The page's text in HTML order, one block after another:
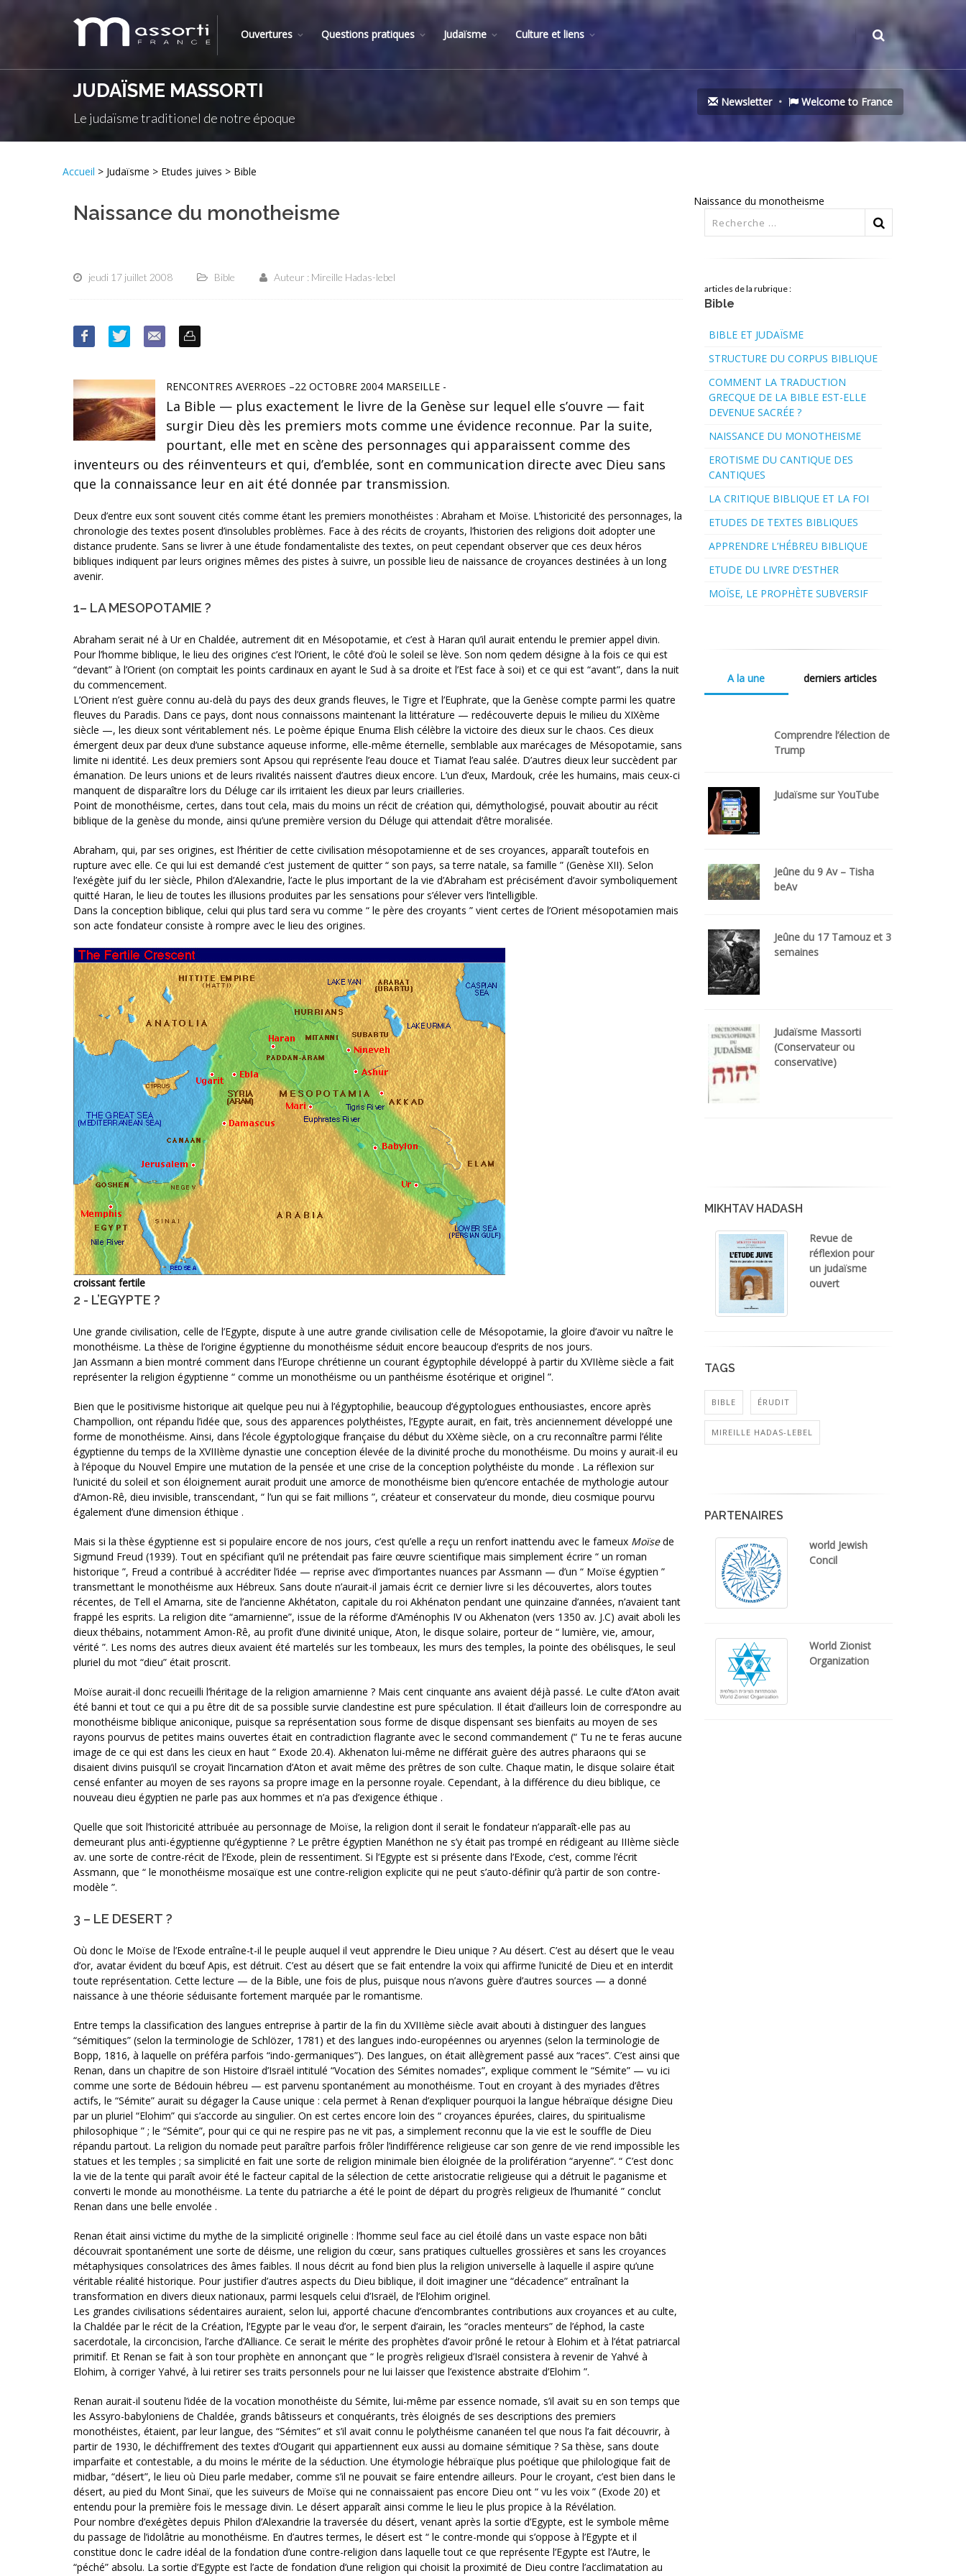
Ouvertures Questions pratiques Judaïsme Culture et liens
JUDAÏSME MASSORTI
Le judaïsme traditionel de notre époque
Newsletter Welcome to France
Accueil > Judaïsme > Etudes juives > Bible
Naissance du monotheisme
Naissance du monotheisme
jeudi 17 juillet 2008 Bible Auteur : Mireille Hadas-lebel
RENCONTRES AVERROES –22 OCTOBRE 2004 MARSEILLE -
La Bible — plus exactement le livre de la Genèse sur lequel elle s’ouvre — fait
surgir Dieu dès les premiers mots comme une évidence reconnue. Par la suite,
pourtant, elle met en scène des personnages qui apparaissent comme des
inventeurs ou des réinventeurs et qui, d’emblée, sont en communication directe avec Dieu sans
que la connaissance leur en ait été donnée par transmission.
Deux d’entre eux sont souvent cités comme étant les premiers monothéistes : Abraham et Moïse. L’historicité des personnages, la
chronologie des textes posent d’insolubles problèmes. Face à des récits de croyants, l’historien des religions doit adopter une
distance prudente. Sans se livrer à une étude fondamentaliste des textes, on peut cependant observer que ces deux héros
bibliques indiquent par leurs origines mêmes des pistes à suivre, un possible lieu de naissance de croyances destinées à un long
avenir.
1– LA MESOPOTAMIE ?
Abraham serait né à Ur en Chaldée, autrement dit en Mésopotamie, et c’est à Haran qu’il aurait entendu le premier appel divin.
Pour l’homme biblique, le lieu des origines c’est l’Orient, le côté d’où le soleil se lève. Son nom qedem désigne à la fois ce qui est
“devant” à l’Orient (on comptait les points cardinaux en ayant le Sud à sa droite et l’Est face à soi) et ce qui est “avant”, dans la nuit
du commencement.
L’Orient n’est guère connu au-delà du pays des deux grands fleuves, le Tigre et l’Euphrate, que la Genèse compte parmi les quatre
fleuves du Paradis. Dans ce pays, dont nous connaissons maintenant la littérature — redécouverte depuis le milieu du XIXème
siècle —, les dieux sont véritablement nés. Le poème épique Enuma Elish célèbre la victoire des dieux sur le chaos. Ces dieux
émergent deux par deux d’une substance aqueuse informe, elle-même éternelle, semblable aux marécages de Mésopotamie, sans
limite ni identité. Les deux premiers sont Apsou qui représente l’eau douce et Tiamat l’eau salée. D’autres dieux leur succèdent par
émanation. De leurs unions et de leurs rivalités naissent d’autres dieux encore. L’un d’eux, Mardouk, crée les humains, mais ceux-ci
manquent de disparaître lors du Déluge car ils irritaient les dieux par leurs criailleries.
Point de monothéisme, certes, dans tout cela, mais du moins un récit de création qui, démythologisé, pouvait aboutir au récit
biblique de la genèse du monde, ainsi qu’une première version du Déluge qui attendait d’être moralisée.
Abraham, qui, par ses origines, est l’héritier de cette civilisation mésopotamienne et de ses croyances, apparaît toutefois en
rupture avec elle. Ce qui lui est demandé c’est justement de quitter “ son pays, sa terre natale, sa famille ” (Genèse XII). Selon
l’exégète juif du Ier siècle, Philon d’Alexandrie, l’acte le plus important de la vie d’Abraham est précisément d’avoir symboliquement
quitté Haran, le lieu de toutes les illusions produites par les sensations pour s’élever vers l’intelligible.
Dans la conception biblique, celui qui plus tard sera vu comme “ le père des croyants ” vient certes de l’Orient mésopotamien mais
son acte fondateur consiste à rompre avec le lieu des origines.
croissant fertile
2 - L’EGYPTE ?
Une grande civilisation, celle de l’Egypte, dispute à une autre grande civilisation celle de Mésopotamie, la gloire d’avoir vu naître le
monothéisme. La thèse de l’origine égyptienne du monothéisme séduit encore beaucoup d’esprits de nos jours.
Jan Assmann a bien montré comment dans l’Europe chrétienne un courant égyptophile développé à partir du XVIIème siècle a fait
représenter la religion égyptienne “ comme un monothéisme ou un panthéisme ésotérique et originel ”.
Bien que le positivisme historique ait quelque peu nui à l’égyptophilie, beaucoup d’égyptologues enthousiastes, encore après
Champollion, ont répandu l’idée que, sous des apparences polythéistes, l’Egypte aurait, en fait, très anciennement développé une
forme de monothéisme. Ainsi, dans l’école égyptologique française du début du XXème siècle, on a cru reconnaître parmi l’élite
égyptienne du temps de la XVIIIème dynastie une conception élevée de la divinité proche du monothéisme. Du moins y aurait-il eu
à l’époque du Nouvel Empire une mutation de la pensée et une crise de la conception polythéiste du monde . La réflexion sur
l’unicité du soleil et son éloignement aurait produit une amorce de monothéisme bien qu’encore entachée de mythologie autour
d’Amon-Rê, dieu invisible, transcendant, “ l’un qui se fait millions ”, créateur et conservateur du monde, dieu cosmique pourvu
également d’une dimension éthique .
Mais si la thèse égyptienne est si populaire encore de nos jours, c’est qu’elle a reçu un renfort inattendu avec le fameux Moïsede
Sigmund Freud (1939). Tout en spécifiant qu’il ne prétendait pas faire œuvre scientifique mais simplement écrire “ un roman
historique ”, Freud a contribué à accréditer l’idée — reprise avec d’importantes nuances par Assmann — d’un “ Moïse égyptien ”
transmettant le monothéisme aux Hébreux. Sans doute n’aurait-il jamais écrit ce dernier livre si les découvertes, alors toutes
récentes, de Tell el Amarna, site de l’ancienne Akhétaton, capitale du roi Akhénaton pendant une quinzaine d’années, n’avaient tant
frappé les esprits. La religion dite “amarnienne”, issue de la réforme d’Aménophis IV ou Akhenaton (vers 1350 av. J.C) avait aboli les
dieux thébains, notamment Amon-Rê, au profit d’une divinité unique, Aton, le disque solaire, porteur de “ lumière, vie, amour,
vérité ”. Les noms des autres dieux avaient été martelés sur les tombeaux, les murs des temples, la pointe des obélisques, le seul
pluriel du mot “dieu” était proscrit.
Moïse aurait-il donc recueilli l’héritage de la religion amarnienne ? Mais cent cinquante ans avaient déjà passé. Le culte d’Aton avait
été banni et tout ce qui a pu être dit de sa possible survie clandestine est pure spéculation. Il était d’ailleurs loin de correspondre au
monothéisme biblique aniconique, puisque sa représentation sous forme de disque dispensant ses bienfaits au moyen de ses
rayons pourvus de petites mains ouvertes était en contradiction flagrante avec le second commandement (“ Tu ne te feras aucune
image de ce qui est dans les cieux en haut ” Exode 20.4). Akhenaton lui-même ne différait guère des autres pharaons qui se
disaient divins puisqu’il se croyait l’incarnation d’Aton et avait même des prêtres de son culte. Chaque matin, le disque solaire était
censé enfanter au moyen de ses rayons sa propre image en la personne royale. Cependant, à la différence du dieu biblique, ce
nouveau dieu égyptien ne parle pas aux hommes et n’a pas d’exigence éthique .
Quelle que soit l’historicité attribuée au personnage de Moïse, la religion dont il serait le fondateur n’apparaît-elle pas au
demeurant plus anti-égyptienne qu’égyptienne ? Le prêtre égyptien Manéthon ne s’y était pas trompé en rédigeant au IIIème siècle
av. une sorte de contre-récit de l’Exode, plein de ressentiment. Si l’Egypte est si présente dans l’Exode, c’est, comme l’écrit
Assmann, que “ le monothéisme mosaïque est une contre-religion explicite qui ne peut s’auto-définir qu’à partir de son contre-
modèle ”.
3 – LE DESERT ?
Où donc le Moïse de l’Exode entraîne-t-il le peuple auquel il veut apprendre le Dieu unique ? Au désert. C’est au désert que le veau
d’or, avatar évident du bœuf Apis, est détruit. C’est au désert que se fait entendre la voix qui affirme l’unicité de Dieu et en interdit
toute représentation. Cette lecture — de la Bible, une fois de plus, puisque nous n’avons guère d’autres sources — a donné
naissance à une théorie séduisante fortement marquée par le romantisme.
Entre temps la classification des langues entreprise à partir de la fin du XVIIIème siècle avait abouti à distinguer des langues
“sémitiques” (selon la terminologie de Schlözer, 1781) et des langues indo-européennes ou aryennes (selon la terminologie de
Bopp, 1816, à laquelle on préféra parfois “indo-germaniques”). Des langues, on était allègrement passé aux “races”. C’est ainsi que
Renan, dans un chapitre de son Histoire d’Israël intitulé “Vocation des Sémites nomades”, explique comment le “Sémite” — vu ici
comme une sorte de Bédouin hébreu — est parvenu spontanément au monothéisme. Tout en croyant à des myriades d’êtres
actifs, le “Sémite” aurait su dégager la Cause unique : cela permet à Renan d’expliquer pourquoi la langue hébraïque désigne Dieu
par un pluriel “Elohim” qui s’accorde au singulier. On est certes encore loin des “ croyances épurées, claires, du spiritualisme
philosophique ” ; le “Sémite”, pour qui ce qui ne respire pas ne vit pas, a simplement reconnu que la vie est le souffle de Dieu
répandu partout. La religion du nomade peut paraître parfois frôler l’indifférence religieuse car son genre de vie rend impossible les
statues et les temples ; sa simplicité en fait une sorte de religion minimale bien éloignée de la prolifération “aryenne”. “ C’est donc
la vie de la tente qui paraît avoir été le facteur capital de la sélection de cette aristocratie religieuse qui a détruit le paganisme et
converti le monde au monothéisme. La tente du patriarche a été le point de départ du progrès religieux de l’humanité ” conclut
Renan dans une belle envolée .
Renan était ainsi victime du mythe de la simplicité originelle : l’homme seul face au ciel étoilé dans un vaste espace non bâti
découvrait spontanément une sorte de déisme, une religion du cœur, sans pratiques cultuelles grossières et sans les croyances
métaphysiques consolatrices des âmes faibles. Il nous décrit au fond bien plus la religion universelle à laquelle il aspire qu’une
véritable réalité historique. Pour justifier d’autres aspects du Dieu biblique, il doit imaginer une “décadence” entraînant la
transformation en divers dieux nationaux, parmi lesquels celui d’Israël, de l’Elohim originel.
Les grandes civilisations sédentaires auraient, selon lui, apporté chacune d’encombrantes contributions aux croyances et au culte,
la Chaldée par le récit de la Création, l’Egypte par le veau d’or, le serpent d’airain, les “oracles menteurs” de l’éphod, la caste
sacerdotale, la circoncision, l’arche d’Alliance. Ce serait le mérite des prophètes d’avoir prôné le retour à Elohim et à l’état patriarcal
primitif. Et Renan se fait à son tour prophète en annonçant que “ le progrès religieux d’Israël consistera à revenir de Yahvé à
Elohim, à corriger Yahvé, à lui retirer ses traits personnels pour ne lui laisser que l’existence abstraite d’Elohim ”.
Renan aurait-il soutenu l’idée de la vocation monothéiste du Sémite, lui-même par essence nomade, s’il avait su en son temps que
les Assyro-babyloniens de Chaldée, grands bâtisseurs et conquérants, très éloignés de ses descriptions des premiers
monothéistes, étaient, par leur langue, des “Sémites” et s’il avait connu le polythéisme cananéen tel que nous l’a fait découvrir, à
partir de 1930, le déchiffrement des textes d’Ougarit qui appartiennent eux aussi au domaine sémitique ? Sa thèse, sans doute
imparfaite et contestable, a du moins le mérite de la séduction. Une étymologie hébraïque plus poétique que philologique fait de
midbar, “désert”, le lieu où Dieu parle medaber, comme s’il ne pouvait se faire entendre ailleurs. Pour le croyant, c’est bien dans le
désert, au pied du Mont Sinaï, que les suiveurs de Moïse qui ne connaissaient pas encore Dieu ont “ vu les voix ” (Exode 20) et
entendu pour la première fois le message divin. Le désert apparaît ainsi comme le lieu le plus propice à la Révélation.
Pour nombre d’exégètes depuis Philon d’Alexandrie la traversée du désert, venant après la sortie d’Egypte, est le symbole même
du passage de l’idolâtrie au monothéisme. En d’autres termes, le désert est “ le contre-monde qui s’oppose à l’Egypte et il
constitue donc le cadre idéal de la fondation d’une contre-religion dans laquelle tout ce que représente l’Egypte est l’Autre, le
“péché” absolu. La sortie d’Egypte est l’acte de fondation d’une religion qui choisit la proximité de Dieu contre l’acclimatation au
articles de la rubrique :
Bible
BIBLE ET JUDAÏSME
STRUCTURE DU CORPUS BIBLIQUE
COMMENT LA TRADUCTION
GRECQUE DE LA BIBLE EST-ELLE
DEVENUE SACRÉE ?
NAISSANCE DU MONOTHEISME
EROTISME DU CANTIQUE DES
CANTIQUES
LA CRITIQUE BIBLIQUE ET LA FOI
ETUDES DE TEXTES BIBLIQUES
APPRENDRE L’HÉBREU BIBLIQUE
ETUDE DU LIVRE D’ESTHER
MOÏSE, LE PROPHÈTE SUBVERSIF
A la une derniers articles
Comprendre l’élection de
Trump
Judaïsme sur YouTube
Jeûne du 9 Av – Tisha
beAv
Jeûne du 17 Tamouz et 3
semaines
Judaïsme Massorti
(Conservateur ou
conservative)
MIKHTAV HADASH
Revue de
réflexion pour
un judaïsme
ouvert
TAGS
BIBLE ÉRUDIT
MIREILLE HADAS-LEBEL
PARTENAIRES
world Jewish
Concil
World Zionist
Organization